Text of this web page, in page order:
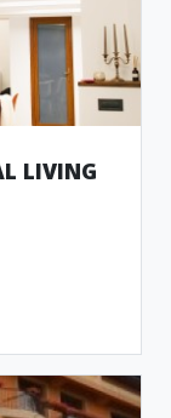
LIVING